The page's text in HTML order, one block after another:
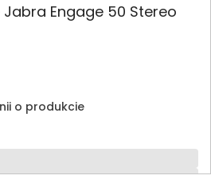
Engage 50 Stereo
o produkcie